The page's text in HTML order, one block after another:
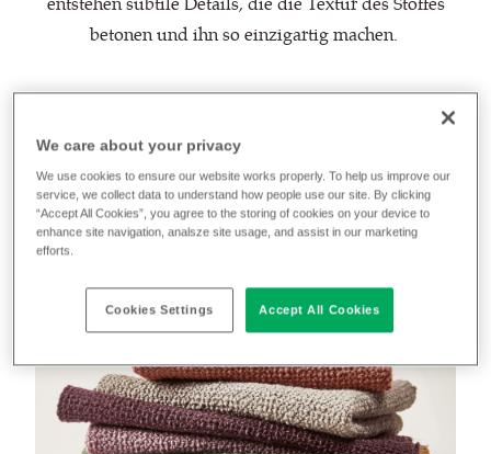
betonen und ihn so einzigartig machen.
wurde um weitere natürliche,
Töne erweitert.
We care about your privacy
We use cookies to ensure our website works properly. To help us improve our
service, we collect data to understand how people use our site. By clicking
“Accept All Cookies”, you agree to the storing of cookies on your device to
enhance site navigation, analsze site usage, and assist in our marketing
efforts.
Cookies Settings Accept All Cookies